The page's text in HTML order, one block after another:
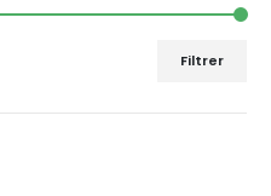
Filtrer